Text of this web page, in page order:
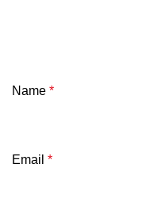
Name *
Email *